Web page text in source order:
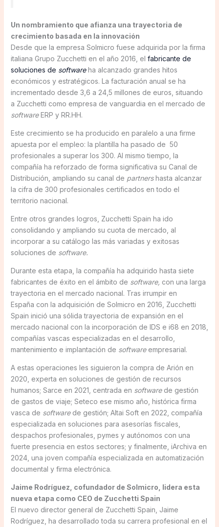
Un nombramiento que afianza una trayectoria de
crecimiento basada en la innovación
Desde que la empresa Solmicro fuese adquirida por la firma
italiana Grupo Zucchetti en el año 2016, el fabricante de
soluciones de software ha alcanzado grandes hitos
económicos y estratégicos. La facturación anual se ha
incrementado desde 3,6 a 24,5 millones de euros, situando
a Zucchetti como empresa de vanguardia en el mercado de
softwareERP y RR.HH.
Este crecimiento se ha producido en paralelo a una firme
apuesta por el empleo: la plantilla ha pasado de 50
profesionales a superar los 300. Al mismo tiempo, la
compañía ha reforzado de forma significativa su Canal de
Distribución, ampliando su canal de partnershasta alcanzar
la cifra de 300 profesionales certificados en todo el
territorio nacional.
Entre otros grandes logros, Zucchetti Spain ha ido
consolidando y ampliando su cuota de mercado, al
incorporar a su catálogo las más variadas y exitosas
soluciones de software.
Durante esta etapa, la compañía ha adquirido hasta siete
fabricantes de éxito en el ámbito de software, con una larga
trayectoria en el mercado nacional. Tras irrumpir en
España con la adquisición de Solmicro en 2016, Zucchetti
Spain inició una sólida trayectoria de expansión en el
mercado nacional con la incorporación de IDS e i68 en 2018,
compañías vascas especializadas en el desarrollo,
mantenimiento e implantación de softwareempresarial.
A estas operaciones les siguieron la compra de Arión en
2020, experta en soluciones de gestión de recursos
humanos; Sarce en 2021, centrada en softwarede gestión
de gastos de viaje; Seteco ese mismo año, histórica firma
vasca de softwarede gestión; Altai Soft en 2022, compañía
especializada en soluciones para asesorías fiscales,
despachos profesionales, pymes y autónomos con una
fuerte presencia en estos sectores; y finalmente, iArchiva en
2024, una joven compañía especializada en automatización
documental y firma electrónica.
Jaime Rodríguez, cofundador de Solmicro, lidera esta
nueva etapa como CEO de Zucchetti Spain
El nuevo director general de Zucchetti Spain, Jaime
Rodríguez, ha desarrollado toda su carrera profesional en el